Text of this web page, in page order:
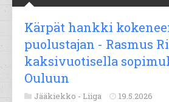
Kärpät hankki
puolustajan - Rasmus
kaksivuotisella
Ouluun
Jääkiekko - Liiga 19.5.2026